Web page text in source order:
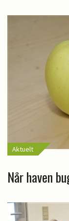
Aktuelt
Når haven